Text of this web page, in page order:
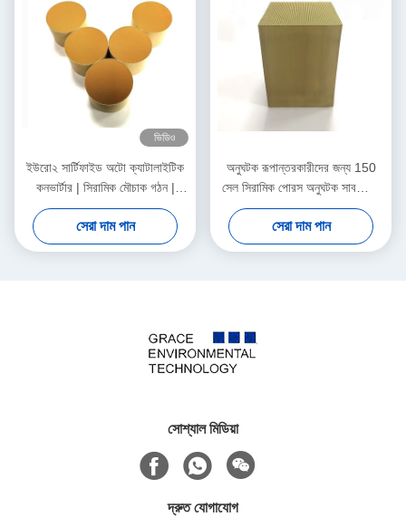
ভিডিও
ইউরো২ সার্টিফাইড অটো ক্যাটালাইটিক
কনভার্টার | সিরামিক মৌচাক গঠন |
পেট্রোল ইঞ্জিন উপযোগী
সেরা দাম পান
অনুঘটক রূপান্তরকারীদের জন্য 150
সেল সিরামিক পোরস অনুঘটক সাবস্ট্রেট
উপাদান
সেরা দাম পান
সোশ্যাল মিডিয়া
দ্রুত যোগাযোগ